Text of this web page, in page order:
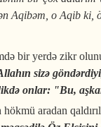
Aqibəm, o Aqib
bir yerdə zikr
sizə
onlar: "Bu,
aradan